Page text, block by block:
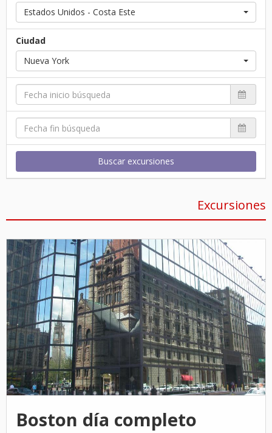
Estados Unidos - Costa Este
Ciudad
Nueva York
Buscar excursiones
Excursiones
Boston día completo